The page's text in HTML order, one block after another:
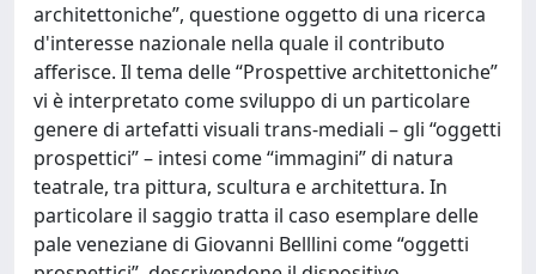
architettoniche”, questione oggetto di una ricerca
d'interesse nazionale nella quale il contributo
afferisce. Il tema delle “Prospettive architettoniche”
vi è interpretato come sviluppo di un particolare
genere di artefatti visuali trans-mediali – gli “oggetti
prospettici” – intesi come “immagini” di natura
teatrale, tra pittura, scultura e architettura. In
particolare il saggio tratta il caso esemplare delle
pale veneziane di Giovanni Belllini come “oggetti